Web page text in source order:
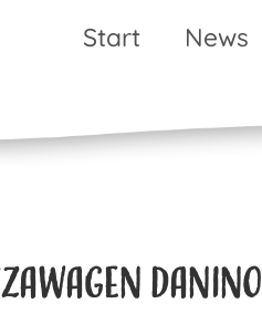
Start News
daNino